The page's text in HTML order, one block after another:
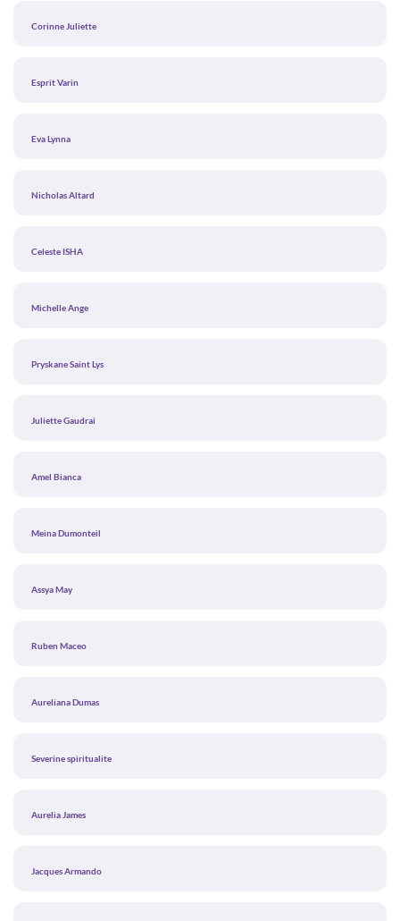
Corinne Juliette
Esprit Varin
Eva Lynna
Nicholas Altard
Celeste ISHA
Michelle Ange
Pryskane Saint Lys
Juliette Gaudrai
Amel Bianca
Meina Dumonteil
Assya May
Ruben Maceo
Aureliana Dumas
Severine spiritualite
Aurelia James
Jacques Armando